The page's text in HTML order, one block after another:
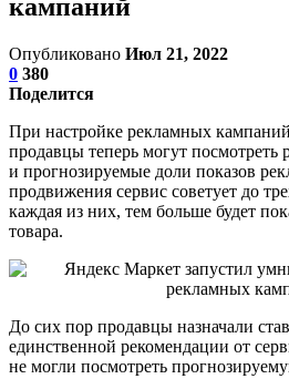
кампаний
Опубликовано Июл 21, 2022
0 380
Поделится
При настройке рекламных
продавцы теперь могут посмотреть
и прогнозируемые доли показов
продвижения сервис советует до
каждая из них, тем больше будет
товара.
До сих пор продавцы назначали
единственной рекомендации от
не могли посмотреть